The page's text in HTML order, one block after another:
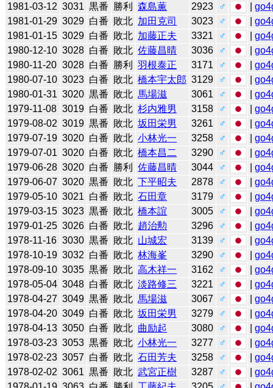
1981-03-12 3031 黒番 勝利 森島薫 2923 ♂ |
1981-01-29 3029 白番 敗北 加田克司 3023 ♂ |
1981-01-15 3029 白番 敗北 加藤正夫 3321 ♂ |
1980-12-10 3028 白番 敗北 佐藤昌晴 3036 ♂ |
1980-11-20 3028 白番 勝利 羽根泰正 3171 ♂ |
1980-07-10 3023 白番 敗北 橋本宇太郎 3129 ♂ |
1980-01-31 3020 黒番 敗北 馬場滋 3061 ♂ |
1979-11-08 3019 白番 敗北 杉内雅男 3158 ♂ |
1979-08-02 3019 黒番 敗北 坂田栄男 3261 ♂ |
1979-07-19 3020 白番 敗北 小林光一 3258 ♂ |
1979-07-01 3020 白番 敗北 橋本昌二 3290 ♂ |
1979-06-28 3020 白番 勝利 佐藤昌晴 3044 ♂ |
1979-06-07 3020 黒番 敗北 下平昭夫 2878 ♂ |
1979-05-10 3021 白番 敗北 石田章 3179 ♂ |
1979-03-15 3023 黒番 敗北 橋本誼 3005 ♂ |
1979-01-25 3026 白番 敗北 趙治勲 3296 ♂ |
1978-11-16 3030 黒番 敗北 山城宏 3139 ♂ |
1978-10-19 3032 白番 敗北 林海峯 3290 ♂ |
1978-09-10 3035 黒番 敗北 高木祥一 3162 ♂ |
1978-05-04 3048 白番 敗北 淡路修三 3221 ♂ |
1978-04-27 3049 黒番 敗北 馬場滋 3067 ♂ |
1978-04-20 3049 白番 敗北 坂田栄男 3279 ♂ |
1978-04-13 3050 白番 敗北 曲励起 3080 ♂ |
1978-03-23 3053 黒番 敗北 小林光一 3277 ♂ |
1978-02-23 3057 白番 敗北 石田芳夫 3258 ♂ |
1978-02-02 3061 黒番 敗北 武宮正樹 3287 ♂ |